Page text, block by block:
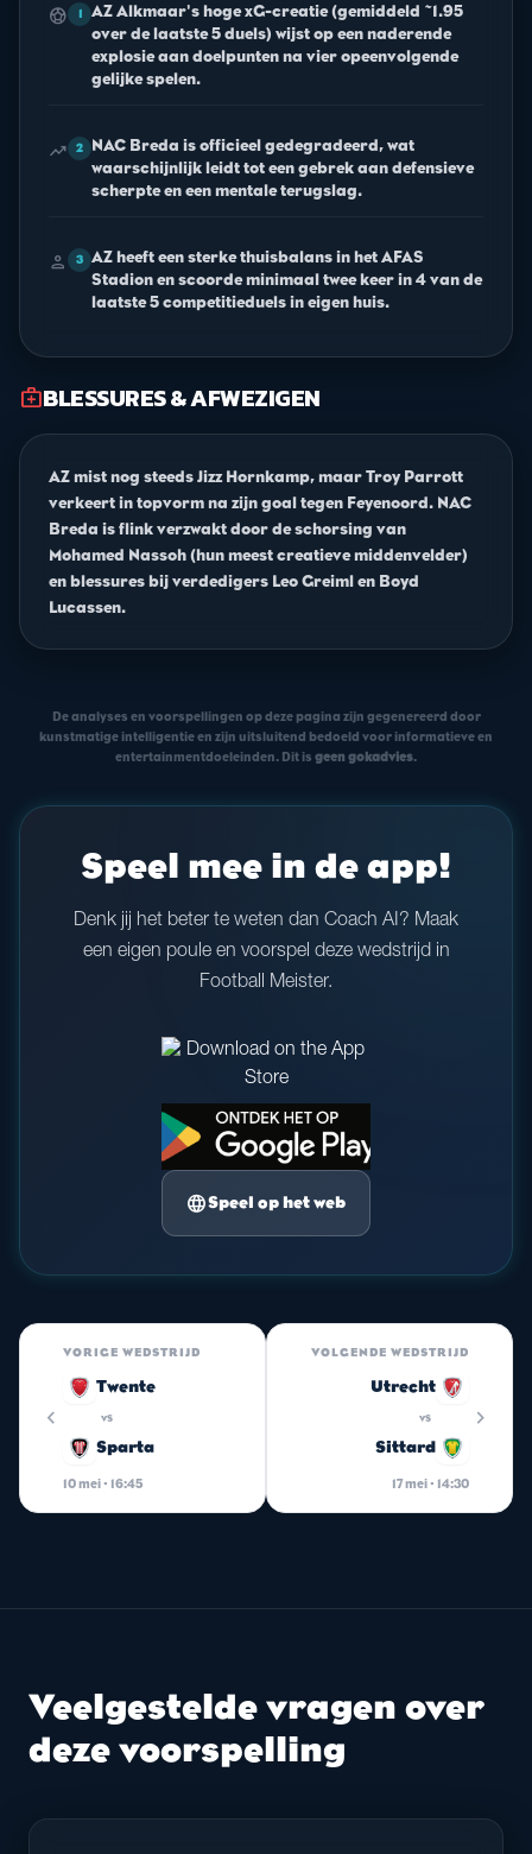
sports_soccer 1
AZ Alkmaar's hoge xG-creatie (gemiddeld ~1.95
over de laatste 5 duels) wijst op een naderende
explosie aan doelpunten na vier opeenvolgende
gelijke spelen.
trending_up 2
NAC Breda is officieel gedegradeerd, wat
waarschijnlijk leidt tot een gebrek aan defensieve
scherpte en een mentale terugslag.
person 3
AZ heeft een sterke thuisbalans in het AFAS
Stadion en scoorde minimaal twee keer in 4 van de
laatste 5 competitieduels in eigen huis.
medical_servicesBLESSURES & AFWEZIGEN
AZ mist nog steeds Jizz Hornkamp, maar Troy Parrott
verkeert in topvorm na zijn goal tegen Feyenoord. NAC
Breda is flink verzwakt door de schorsing van
Mohamed Nassoh (hun meest creatieve middenvelder)
en blessures bij verdedigers Leo Greiml en Boyd
Lucassen.
De analyses en voorspellingen op deze pagina zijn gegenereerd door
kunstmatige intelligentie en zijn uitsluitend bedoeld voor informatieve en
entertainmentdoeleinden. Dit is geen gokadvies.
Speel mee in de app!
Denk jij het beter te weten dan Coach AI? Maak
een eigen poule en voorspel deze wedstrijd in
Football Meister.
languageSpeel op het web
chevron_left
VORIGE WEDSTRIJD
Twente
vs
Sparta
10 mei · 16:45
VOLGENDE WEDSTRIJD
Utrecht
vs
Sittard
17 mei · 14:30
chevron_right
Veelgestelde vragen over
deze voorspelling